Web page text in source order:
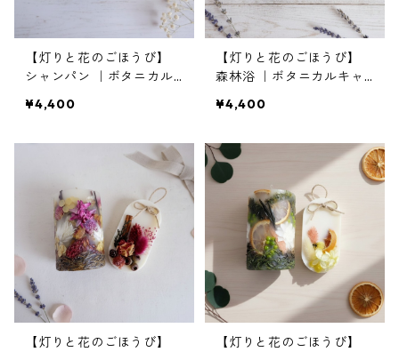
【灯りと花のごほうび】
シャンパン ｜ボタニカル
¥4,400
【灯りと花のごほうび】
森林浴 ｜ボタニカルキャ
¥4,400
【灯りと花のごほうび】
【灯りと花のごほうび】